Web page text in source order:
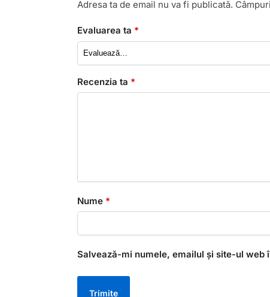
Adresa ta de email nu va fi publicată.
Evaluarea ta *
Recenzia ta *
Nume *
Salvează-mi numele, emailul și site-ul web